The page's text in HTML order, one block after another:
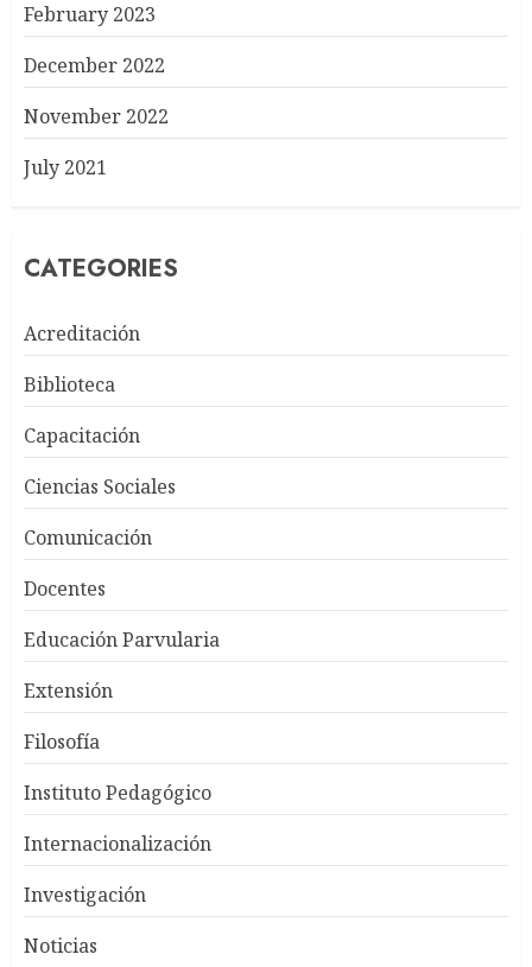
February 2023
December 2022
November 2022
July 2021
CATEGORIES
Acreditación
Biblioteca
Capacitación
Ciencias Sociales
Comunicación
Docentes
Educación Parvularia
Extensión
Filosofía
Instituto Pedagógico
Internacionalización
Investigación
Noticias